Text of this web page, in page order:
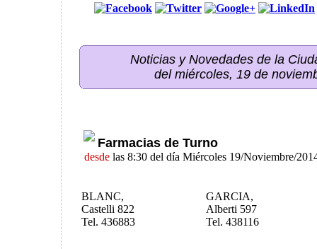
Noticias y Novedades de la
del miércoles, 19 de
Farmacias de Turno
desde las 8:30 del día Miércoles 19/Noviembre/
BLANC,
Castelli 822
Tel. 436883
GARCIA,
Alberti 597
Tel. 438116